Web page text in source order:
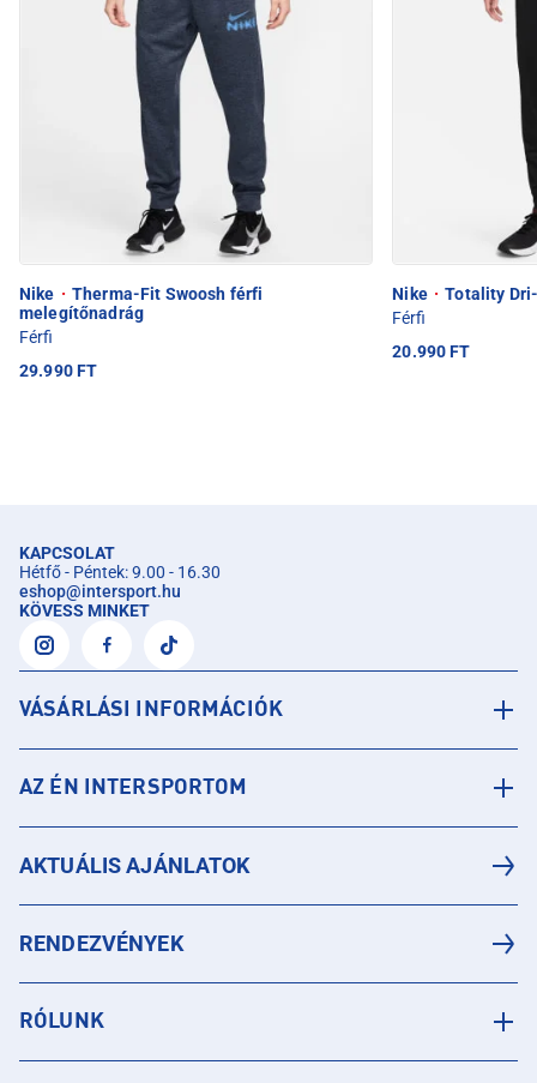
Nike · Therma-Fit Swoosh férfi
melegítőnadrág
Férfi
29.990 FT
Nike · Totality
Férfi
20.990 FT
KAPCSOLAT
Hétfő - Péntek: 9.00 - 16.30
eshop@intersport.hu
KÖVESS MINKET
VÁSÁRLÁSI INFORMÁCIÓK
AZ ÉN INTERSPORTOM
AKTUÁLIS AJÁNLATOK
RENDEZVÉNYEK
RÓLUNK